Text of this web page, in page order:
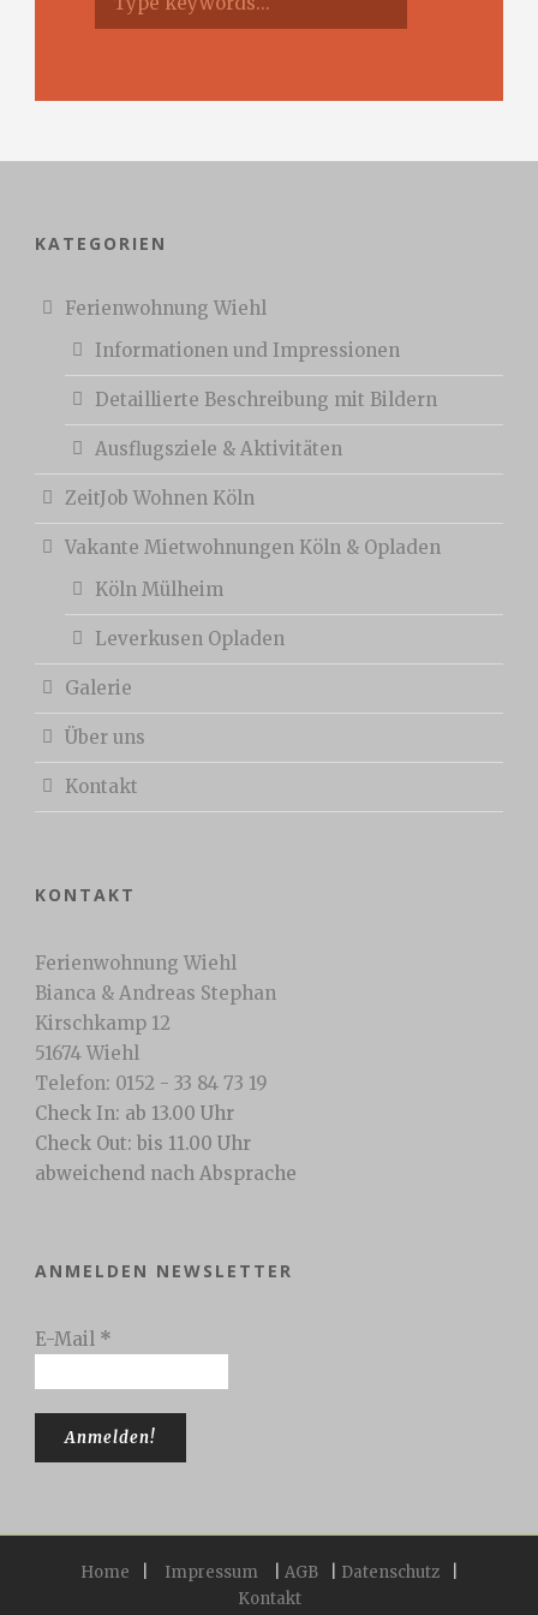
KATEGORIEN
Ferienwohnung Wiehl
Informationen und Impressionen
Detaillierte Beschreibung mit Bildern
Ausflugsziele & Aktivitäten
ZeitJob Wohnen Köln
Vakante Mietwohnungen Köln & Opladen
Köln Mülheim
Leverkusen Opladen
Galerie
Über uns
Kontakt
KONTAKT
Ferienwohnung Wiehl
Bianca & Andreas Stephan
Kirschkamp 12
51674 Wiehl
Telefon: 0152 - 33 84 73 19
Check In: ab 13.00 Uhr
Check Out: bis 11.00 Uhr
abweichend nach Absprache
ANMELDEN NEWSLETTER
E-Mail *
Home Impressum AGB Datenschutz
Kontakt